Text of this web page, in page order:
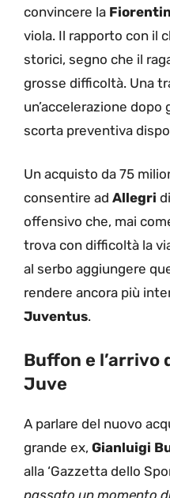
convincere la
viola. Il rapporto con il
storici, segno che il
grosse difficoltà. Una
un’accelerazione
scorta preventiva
Un acquisto da 75
consentire ad Allegri
offensivo che, mai
trova con difficoltà la
al serbo aggiungere
rendere ancora più
Juventus.
Buffon e l’arrivo
Juve
A parlare del nuovo
grande ex, Gianluigi
alla ‘Gazzetta dello
passato un momento